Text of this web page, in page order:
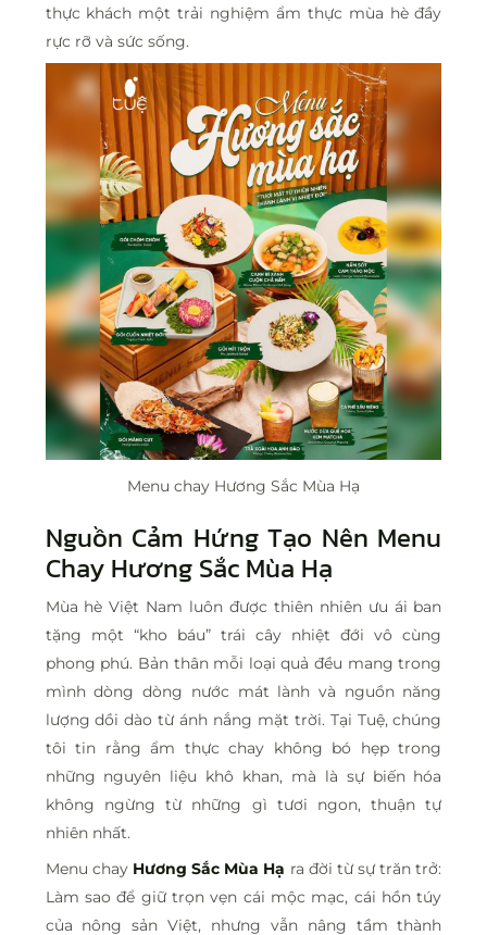
thực khách một trải nghiệm ẩm thực mùa hè đầy
rực rỡ và sức sống.
Menu chay Hương Sắc Mùa Hạ
Nguồn Cảm Hứng Tạo Nên Menu
Chay Hương Sắc Mùa Hạ
Mùa hè Việt Nam luôn được thiên nhiên ưu ái ban
tặng một “kho báu” trái cây nhiệt đới vô cùng
phong phú. Bản thân mỗi loại quả đều mang trong
mình dòng dòng nước mát lành và nguồn năng
lượng dồi dào từ ánh nắng mặt trời. Tại Tuệ, chúng
tôi tin rằng ẩm thực chay không bó hẹp trong
những nguyên liệu khô khan, mà là sự biến hóa
không ngừng từ những gì tươi ngon, thuận tự
nhiên nhất.
Menu chay Hương Sắc Mùa Hạ ra đời từ sự trăn trở:
Làm sao để giữ trọn vẹn cái mộc mạc, cái hồn túy
của nông sản Việt, nhưng vẫn nâng tầm thành